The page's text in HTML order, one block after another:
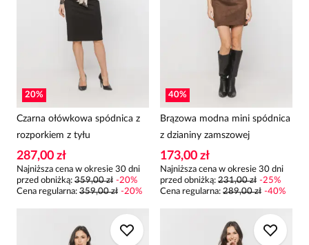
20%
Czarna ołówkowa spódnica z
rozporkiem z tyłu
287,00 zł
Najniższa cena w okresie 30 dni
przed obniżką: 359,00 zł -20%
Cena regularna: 359,00 zł -20%
40%
Brązowa modna mini spódnica
z dzianiny zamszowej
173,00 zł
Najniższa cena w okresie 30 dni
przed obniżką: 231,00 zł -25%
Cena regularna: 289,00 zł -40%